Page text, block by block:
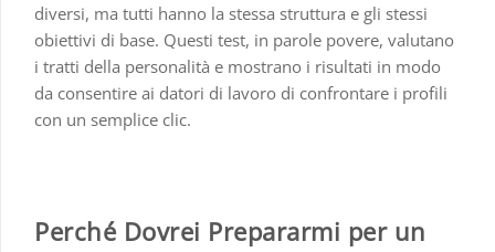
diversi, ma tutti hanno la stessa struttura e gli stessi
obiettivi di base. Questi test, in parole povere, valutano
i tratti della personalità e mostrano i risultati in modo
da consentire ai datori di lavoro di confrontare i profili
con un semplice clic.
Perché Dovrei Prepararmi per un